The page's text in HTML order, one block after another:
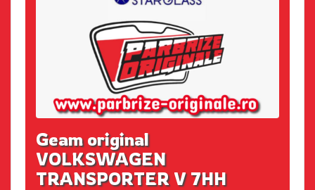
Geam original
VOLKSWAGEN
TRANSPORTER V 7HH